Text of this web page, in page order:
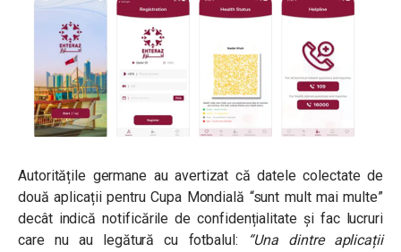
Autoritățile germane au avertizat că datele colectate de
două aplicații pentru Cupa Mondială “sunt mult mai multe”
decât indică notificările de confidențialitate și fac lucruri
care nu au legătură cu fotbalul:
“Una dintre aplicații